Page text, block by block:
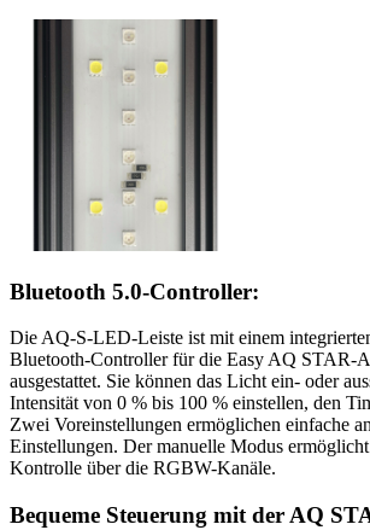
Bluetooth 5.0-Controller:
Die AQ-S-LED-Leiste ist mit einem
Bluetooth-Controller für die Easy AQ STAR-
ausgestattet. Sie können das Licht ein- oder
Intensität von 0 % bis 100 % einstellen, den
Zwei Voreinstellungen ermöglichen einfache
Einstellungen. Der manuelle Modus
Kontrolle über die RGBW-Kanäle.
Bequeme Steuerung mit der AQ